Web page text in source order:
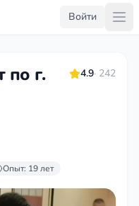
Войти
по г.
4.9· 242
Опыт: 19 лет